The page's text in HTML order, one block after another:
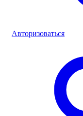
Авторизоваться